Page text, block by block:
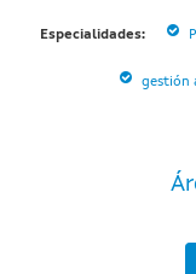
Especialidades:
gestión